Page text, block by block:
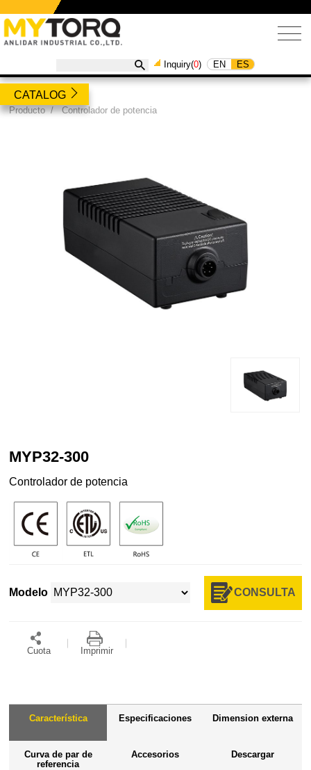
Inquiry(0) EN ES
CATALOG
Producto/Controlador de potencia
MYP32-300
Controlador de potencia
Modelo CONSULTA
Cuota Imprimir
Característica Especificaciones Dimension externa
Curva de par de
referencia
Accesorios Descargar